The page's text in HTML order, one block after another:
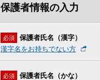
保護者情報の入力
必須
保護者氏名（漢字）
漢字名をお持ちでない方
必須 保護者氏名（かな）